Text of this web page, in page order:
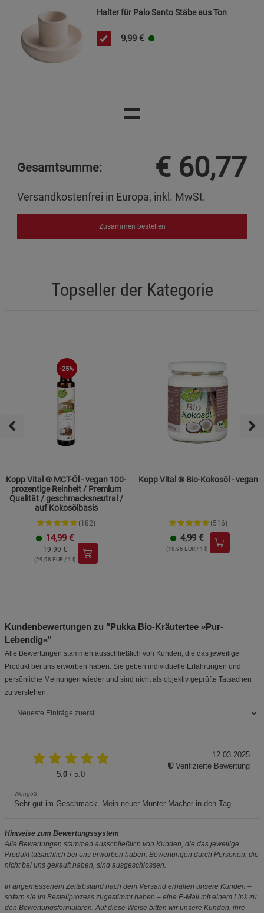
Halter für Palo Santo Stäbe aus Ton
9,99 €
=
Gesamtsumme: € 60,77
Versandkostenfrei in Europa, inkl. MwSt.
Zusammen bestellen
Topseller der Kategorie
-25%
Kopp Vital ® MCT-Öl - vegan 100-
prozentige Reinheit / Premium
Qualität / geschmacksneutral /
auf Kokosölbasis
(182)
14,99 €
19.99 €
(29,98 EUR / 1 l)
Kopp Vital ® Bio-Kokosöl - vegan
(516)
4,99 €
(19,96 EUR / 1 l)
Kundenbewertungen zu "Pukka Bio-Kräutertee »Pur-
Lebendig«"
Alle Bewertungen stammen ausschließlich von Kunden, die das jeweilige
Produkt bei uns erworben haben. Sie geben individuelle Erfahrungen und
persönliche Meinungen wieder und sind nicht als objektiv geprüfte Tatsachen
zu verstehen.
5.0 / 5.0
Wong63
Sehr gut im Geschmack. Mein neuer Munter Macher in den Tag .
12.03.2025
Verifizierte Bewertung
Hinweise zum Bewertungssystem
Alle Bewertungen stammen ausschließlich von Kunden, die das jeweilige
Produkt tatsächlich bei uns erworben haben. Bewertungen durch Personen, die
nicht bei uns gekauft haben, sind ausgeschlossen.
In angemessenem Zeitabstand nach dem Versand erhalten unsere Kunden –
sofern sie im Bestellprozess zugestimmt haben – eine E-Mail mit einem Link zu
den Bewertungsformularen. Auf diese Weise bitten wir unsere Kunden, ihre
Datenschutzerklärung Impressum